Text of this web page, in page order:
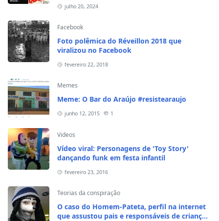
julho 20, 2024
Facebook
Foto polêmica do Réveillon 2018 que
viralizou no Facebook
fevereiro 22, 2018
Memes
Meme: O Bar do Araújo #resistearaujo
junho 12, 2015 1
Videos
Vídeo viral: Personagens de 'Toy Story'
dançando funk em festa infantil
fevereiro 23, 2016
Teorias da conspiração
O caso do Homem-Pateta, perfil na internet
que assustou pais e responsáveis de crianças